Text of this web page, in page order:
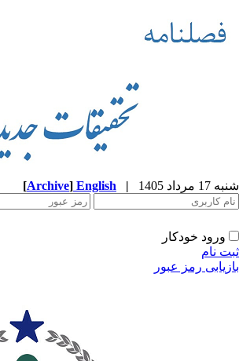
شنبه 17 مرداد 1405 |
English
[Archive]
ورود خودکار
ثبت نام
بازیابی رمز عبور